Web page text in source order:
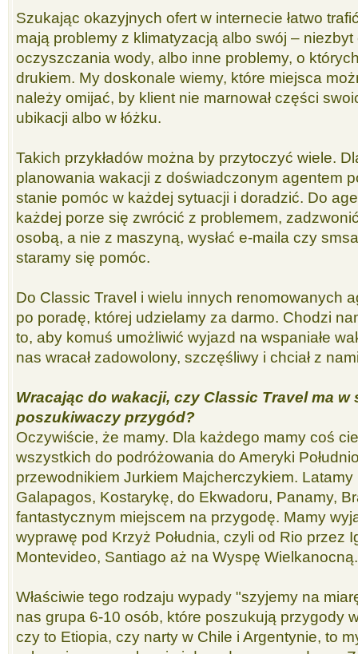
Szukając okazyjnych ofert w internecie łatwo
mają problemy z klimatyzacją albo swój –
oczyszczania wody, albo inne problemy, o
drukiem. My doskonale wiemy, które miejsca
należy omijać, by klient nie marnował części
ubikacji albo w łóżku.
Takich przykładów można by przytoczyć wiele.
planowania wakacji z doświadczonym agentem
stanie pomóc w każdej sytuacji i doradzić. Do
każdej porze się zwrócić z problemem,
osobą, a nie z maszyną, wysłać e-maila czy
staramy się pomóc.
Do Classic Travel i wielu innych renomowanych
po poradę, której udzielamy za darmo. Chodzi
to, aby komuś umożliwić wyjazd na wspaniałe
nas wracał zadowolony, szczęśliwy i chciał z
Wracając do wakacji, czy Classic Travel ma w
poszukiwaczy przygód?
Oczywiście, że mamy. Dla każdego mamy coś
wszystkich do podróżowania do Ameryki
przewodnikiem Jurkiem Majcherczykiem.
Galapagos, Kostarykę, do Ekwadoru, Panamy,
fantastycznym miejscem na przygodę. Mamy
wyprawę pod Krzyż Południa, czyli od Rio przez
Montevideo, Santiago aż na Wyspę Wielkanocną.
Właściwie tego rodzaju wypady "szyjemy na
nas grupa 6-10 osób, które poszukują przygody
czy to Etiopia, czy narty w Chile i Argentynie, to